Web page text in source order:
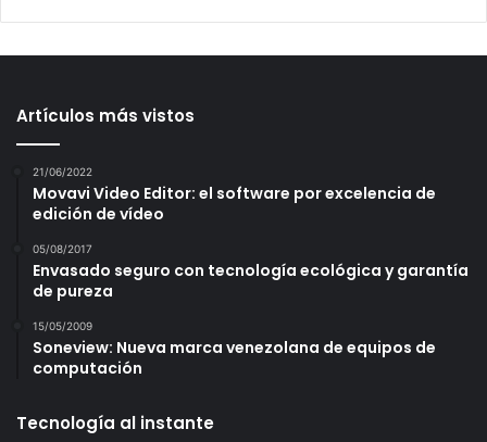
Artículos más vistos
21/06/2022
Movavi Video Editor: el software por excelencia de
edición de vídeo
05/08/2017
Envasado seguro con tecnología ecológica y garantía
de pureza
15/05/2009
Soneview: Nueva marca venezolana de equipos de
computación
Tecnología al instante